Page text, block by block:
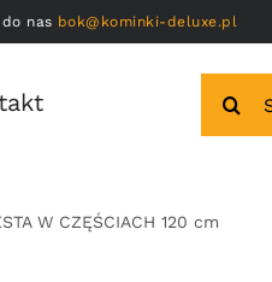
nas bok@kominki-deluxe.pl
W CZĘŚCIACH 120 cm